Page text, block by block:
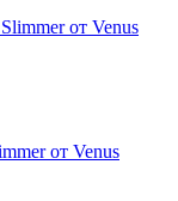
от Venus